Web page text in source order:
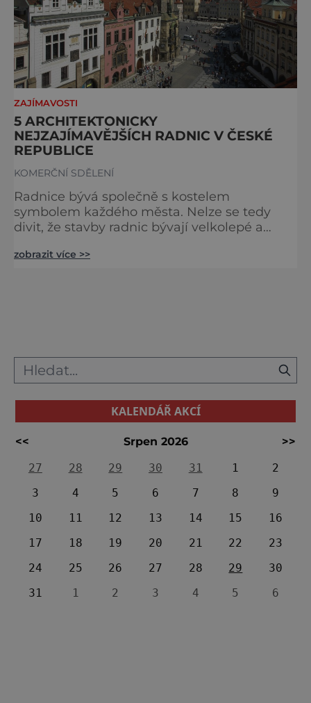
ZAJÍMAVOSTI
5 ARCHITEKTONICKY
NEJZAJÍMAVĚJŠÍCH RADNIC V ČESKÉ
REPUBLICE
KOMERČNÍ SDĚLENÍ
Radnice bývá společně s kostelem
symbolem každého města. Nelze se tedy
divit, že stavby radnic bývají velkolepé a
radnicemi, které patří mezi architektonické
zobrazit více >>
KALENDÁŘ AKCÍ
<< Srpen 2026
>>
27
28 29 30 31 1
2
3
4 5 6 7 8
9
10
11 12 13 14 15
16
17
18 19 20 21 22
23
24
25 26 27 28 29
30
31
1 2 3 4 5 6